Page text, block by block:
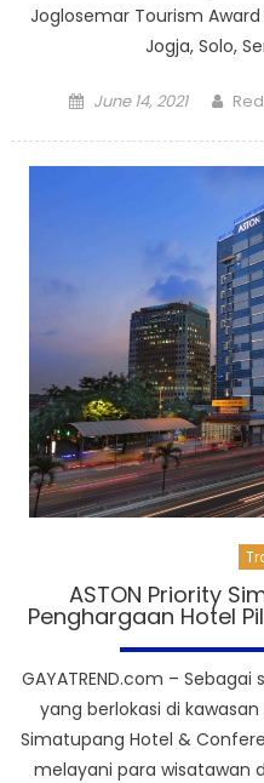
Joglosemar Tourism
Jogja, Solo,
Posted
June 14, 2021
ASTON Priority
Penghargaan Hotel
GAYATREND.com –
yang berlokasi di kawasan
Simatupang Hotel &
melayani para wisatawan